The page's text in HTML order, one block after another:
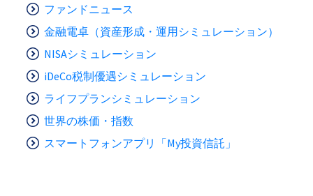
ファンドニュース
金融電卓（資産形成・運用シミュレーション）
NISAシミュレーション
iDeCo税制優遇シミュレーション
ライフプランシミュレーション
世界の株価・指数
スマートフォンアプリ「My投資信託」